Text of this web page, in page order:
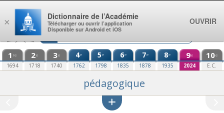
Aller au contenu
1 re
1694
2e
1718
3e
1740
4e
1762
5e
1798
6e
1835
7e
1878
8e
1935
9e
2024
10e
E.C.
pédagogique
×
Dictionnaire de l’Académie
Télécharger ou ouvrir l’application
Disponible sur Android et iOS
OUVRIR